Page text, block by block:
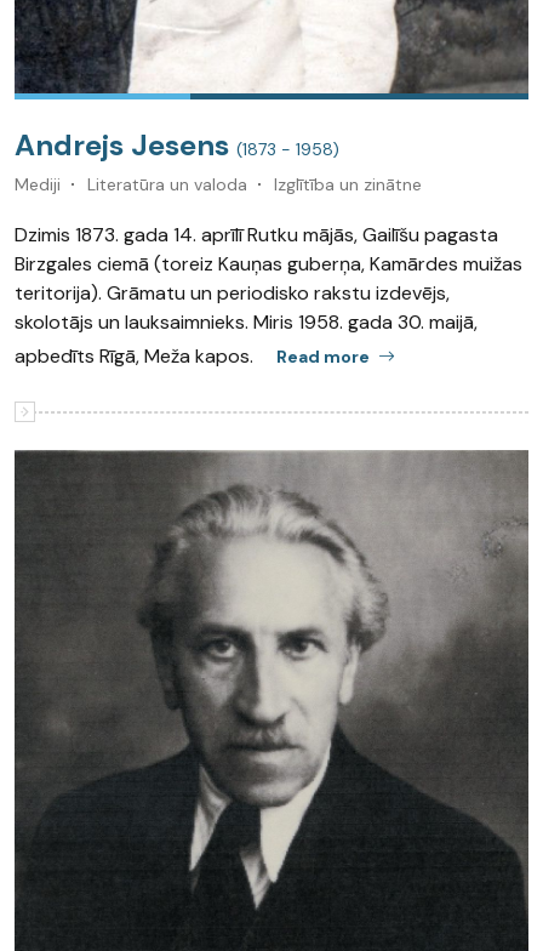
Andrejs Jesens (1873 - 1958)
Mediji
Literatūra un valoda Izglītība un zinātne
Dzimis 1873. gada 14. aprīlī Rutku mājās, Gailīšu pagasta
Birzgales ciemā (toreiz Kauņas guberņa, Kamārdes muižas
teritorija). Grāmatu un periodisko rakstu izdevējs,
skolotājs un lauksaimnieks. Miris 1958. gada 30. maijā,
apbedīts Rīgā, Meža kapos.
Read more